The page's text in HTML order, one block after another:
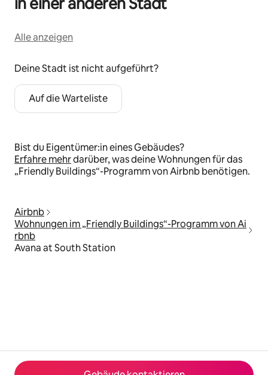
Alle anzeigen
Deine Stadt ist nicht aufgeführt?
Auf die Warteliste
Bist du Eigentümer:in eines Gebäudes?
Erfahre mehrdarüber, was deine Wohnungen für das
„Friendly Buildings“-Programm von Airbnb benötigen.
Airbnb
Wohnungen im „Friendly Buildings“-Programm von Ai
rbnb
Avana at South Station